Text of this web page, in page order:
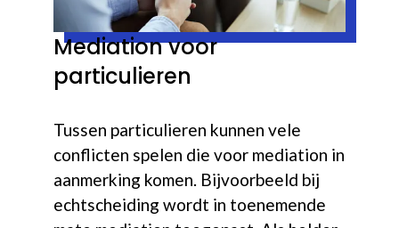
Mediation voor
particulieren
Tussen particulieren kunnen vele
conflicten spelen die voor mediation in
aanmerking komen. Bijvoorbeeld bij
echtscheiding wordt in toenemende